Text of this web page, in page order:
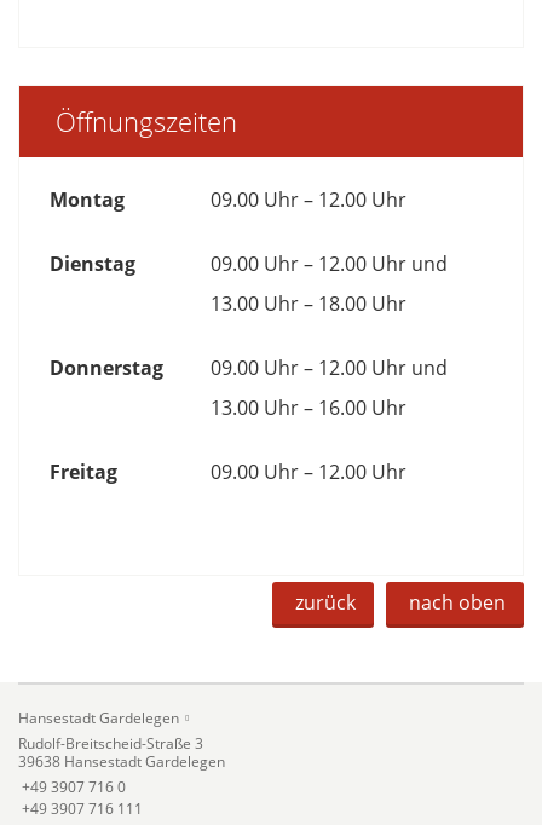
Öffnungszeiten
Montag 09.00 Uhr – 12.00 Uhr
Dienstag
09.00 Uhr – 12.00 Uhr und
13.00 Uhr – 18.00 Uhr
Donnerstag
09.00 Uhr – 12.00 Uhr und
13.00 Uhr – 16.00 Uhr
Freitag 09.00 Uhr – 12.00 Uhr
zurück nach oben
Hansestadt Gardelegen
Rudolf-Breitscheid-Straße 3
39638 Hansestadt Gardelegen
+49 3907 716 0
+49 3907 716 111